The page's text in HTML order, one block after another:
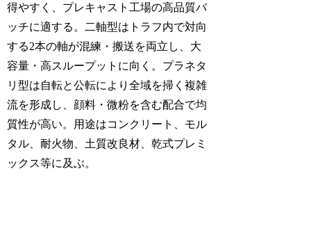
得やすく、プレキャスト工場の高品質バ
ッチに適する。二軸型はトラフ内で対向
する2本の軸が混練・搬送を両立し、大
容量・高スループットに向く。プラネタ
リ型は自転と公転により全域を掃く複雑
流を形成し、顔料・微粉を含む配合で均
質性が高い。用途はコンクリート、モル
タル、耐火物、土質改良材、乾式プレミ
ックス等に及ぶ。